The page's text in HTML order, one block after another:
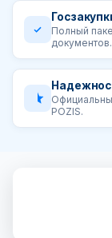
Полный
документов.
POZIS.